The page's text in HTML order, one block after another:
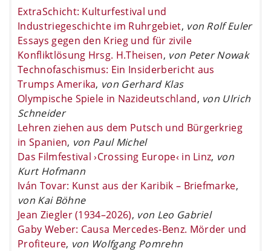
ExtraSchicht: Kulturfestival und
Industriegeschichte im Ruhrgebiet, von Rolf Euler
Essays gegen den Krieg und für zivile
Konfliktlösung Hrsg. H.Theisen, von Peter Nowak
Technofaschismus: Ein Insiderbericht aus
Trumps Amerika, von Gerhard Klas
Olympische Spiele in Nazideutschland, von Ulrich
Schneider
Lehren ziehen aus dem Putsch und Bürgerkrieg
in Spanien, von Paul Michel
Das Filmfestival ›Crossing Europe‹ in Linz, von
Kurt Hofmann
Iván Tovar: Kunst aus der Karibik – Briefmarke,
von Kai Böhne
Jean Ziegler (1934–2026), von Leo Gabriel
Gaby Weber: Causa Mercedes-Benz. Mörder und
Profiteure, von Wolfgang Pomrehn